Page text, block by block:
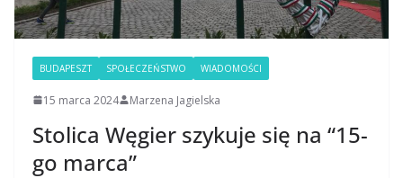
BUDAPESZT SPOŁECZEŃSTWO WIADOMOŚCI
15 marca 2024 Marzena Jagielska
Stolica Węgier szykuje się na “15-
go marca”